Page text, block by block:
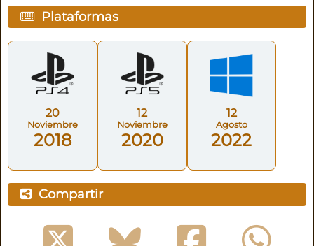
Plataformas
20
Noviembre
2018
12
Noviembre
2020
12
Agosto
2022
Compartir